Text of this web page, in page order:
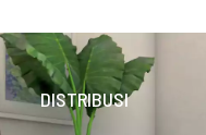
DISTRIBUSI